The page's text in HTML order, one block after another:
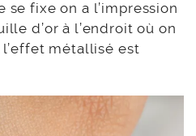
fixe on a l’impression
d’or à l’endroit où on
métallisé est